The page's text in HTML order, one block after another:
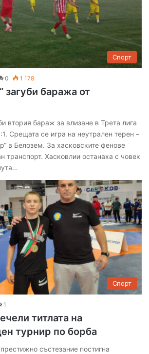
Спорт
0 1 178
загуби баража от
втория бараж за влизане в Трета лига
Срещата се игра на неутрален терен –
в Белозем. За хасковските фенове
транспорт. Хасковлии останаха с човек
Спорт
1
титлата на
турнир по борба
състезание постигна